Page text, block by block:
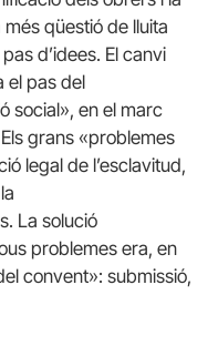
qüestió de lluita
d’idees. El canvi
el pas del
social», en el marc
grans «problemes
legal de l’esclavitud,
La solució
problemes era, en
convent»: submissió,